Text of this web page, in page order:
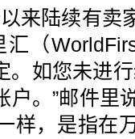
陆续有卖
汇（
。如您未进
。”邮件里
样，是指在